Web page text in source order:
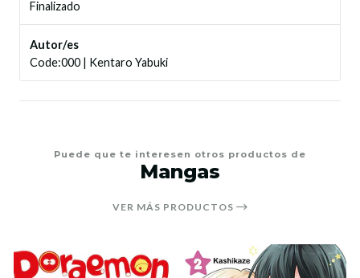
Finalizado
Autor/es
Code:000 | Kentaro Yabuki
Puede que te interesen otros productos de
Mangas
VER MÁS PRODUCTOS